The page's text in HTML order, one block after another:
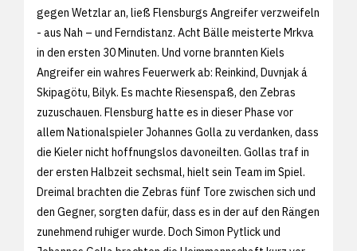
gegen Wetzlar an, ließ Flensburgs Angreifer verzweifeln
- aus Nah – und Ferndistanz. Acht Bälle meisterte Mrkva
in den ersten 30 Minuten. Und vorne brannten Kiels
Angreifer ein wahres Feuerwerk ab: Reinkind, Duvnjak á
Skipagötu, Bilyk. Es machte Riesenspaß, den Zebras
zuzuschauen. Flensburg hatte es in dieser Phase vor
allem Nationalspieler Johannes Golla zu verdanken, dass
die Kieler nicht hoffnungslos davoneilten. Gollas traf in
der ersten Halbzeit sechsmal, hielt sein Team im Spiel.
Dreimal brachten die Zebras fünf Tore zwischen sich und
den Gegner, sorgten dafür, dass es in der auf den Rängen
zunehmend ruhiger wurde. Doch Simon Pytlick und